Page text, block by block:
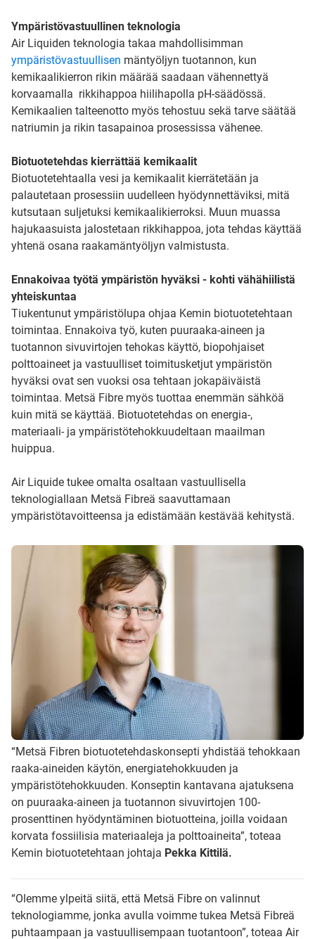
Ympäristövastuullinen teknologia
Air Liquiden teknologia takaa mahdollisimman
ympäristövastuullisen mäntyöljyn tuotannon, kun
kemikaalikierron rikin määrää saadaan vähennettyä
korvaamalla rikkihappoa hiilihapolla pH-säädössä.
Kemikaalien talteenotto myös tehostuu sekä tarve säätää
natriumin ja rikin tasapainoa prosessissa vähenee.
Biotuotetehdas kierrättää kemikaalit
Biotuotetehtaalla vesi ja kemikaalit kierrätetään ja
palautetaan prosessiin uudelleen hyödynnettäviksi, mitä
kutsutaan suljetuksi kemikaalikierroksi. Muun muassa
hajukaasuista jalostetaan rikkihappoa, jota tehdas käyttää
yhtenä osana raakamäntyöljyn valmistusta.
Ennakoivaa työtä ympäristön hyväksi - kohti vähähiilistä
yhteiskuntaa
Tiukentunut ympäristölupa ohjaa Kemin biotuotetehtaan
toimintaa. Ennakoiva työ, kuten puuraaka-aineen ja
tuotannon sivuvirtojen tehokas käyttö, biopohjaiset
polttoaineet ja vastuulliset toimitusketjut ympäristön
hyväksi ovat sen vuoksi osa tehtaan jokapäiväistä
toimintaa. Metsä Fibre myös tuottaa enemmän sähköä
kuin mitä se käyttää. Biotuotetehdas on energia-,
materiaali- ja ympäristötehokkuudeltaan maailman
huippua.
Air Liquide tukee omalta osaltaan vastuullisella
teknologiallaan Metsä Fibreä saavuttamaan
ympäristötavoitteensa ja edistämään kestävää kehitystä.
“Metsä Fibren biotuotetehdaskonsepti yhdistää tehokkaan
raaka-aineiden käytön, energiatehokkuuden ja
ympäristötehokkuuden. Konseptin kantavana ajatuksena
on puuraaka-aineen ja tuotannon sivuvirtojen 100-
prosenttinen hyödyntäminen biotuotteina, joilla voidaan
korvata fossiilisia materiaaleja ja polttoaineita”, toteaa
Kemin biotuotetehtaan johtaja Pekka Kittilä.
“Olemme ylpeitä siitä, että Metsä Fibre on valinnut
teknologiamme, jonka avulla voimme tukea Metsä Fibreä
puhtaampaan ja vastuullisempaan tuotantoon”, toteaa Air